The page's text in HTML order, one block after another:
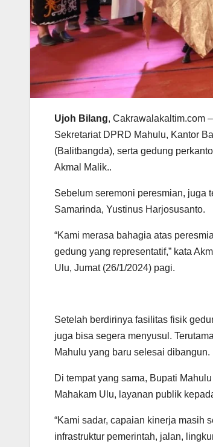
Ujoh Bilang, Cakrawalakaltim.com
Sekretariat DPRD Mahulu, Kantor
(Balitbangda), serta gedung
Akmal Malik..
Sebelum seremoni peresmian, juga
Samarinda, Yustinus Harjosusanto.
“Kami merasa bahagia atas
gedung yang representatif,” kata
Ulu, Jumat (26/1/2024) pagi.
Setelah berdirinya fasilitas fisik
juga bisa segera menyusul.
Mahulu yang baru selesai dibangun.
Di tempat yang sama, Bupati
Mahakam Ulu, layanan publik
“Kami sadar, capaian kinerja masih
infrastruktur pemerintah, jalan,